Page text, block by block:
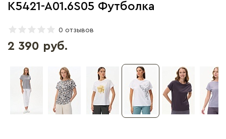
K5421-A01.6S05 Футболка
0 отзывов
2 390 руб.